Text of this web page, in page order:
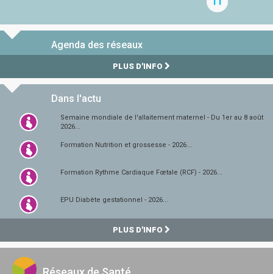
Agenda des réseaux
PLUS D'INFO
Dans l'actu
Semaine mondiale de l'allaitement maternel - Du 1er au 8 août
2026...
Formation Nutrition et grossesse - 2026...
Formation Rythme Cardiaque Fœtale (RCF) - 2026...
EPU Diabète gestationnel - 2026...
PLUS D'INFO